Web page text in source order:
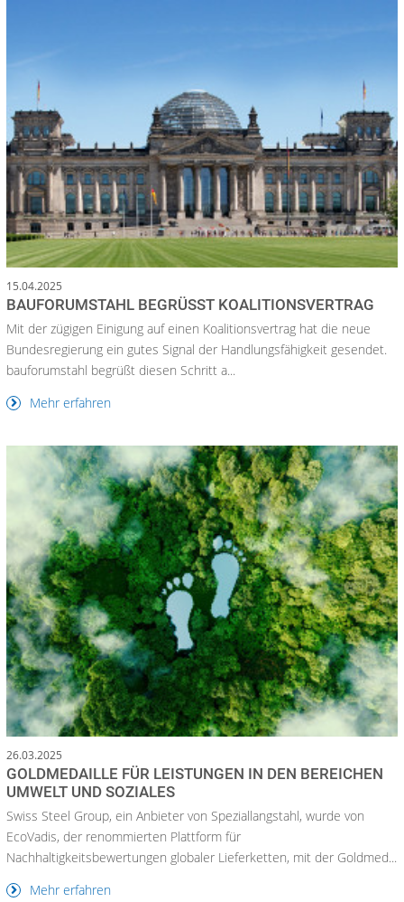
15.04.2025
BAUFORUMSTAHL BEGRÜSST KOALITIONSVERTRAG
Mit der zügigen Einigung auf einen Koalitionsvertrag hat die neue
Bundesregierung ein gutes Signal der Handlungsfähigkeit gesendet.
bauforumstahl begrüßt diesen Schritt a...
Mehr erfahren
26.03.2025
GOLDMEDAILLE FÜR LEISTUNGEN IN DEN BEREICHEN
UMWELT UND SOZIALES
Swiss Steel Group, ein Anbieter von Speziallangstahl, wurde von
EcoVadis, der renommierten Plattform für
Nachhaltigkeitsbewertungen globaler Lieferketten, mit der Goldmed...
Mehr erfahren